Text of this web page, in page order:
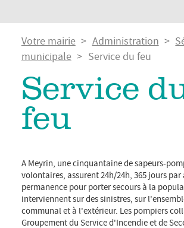
Fil
d'Ariane
Votre mairie Administration
municipale
Service du feu
Service
feu
A Meyrin, une cinquantaine de sapeurs-
volontaires, assurent 24h/24h, 365 jours par
permanence pour porter secours à la
interviennent sur des sinistres, sur
communal et à l'extérieur. Les pompiers
Groupement du Service d'Incendie et de